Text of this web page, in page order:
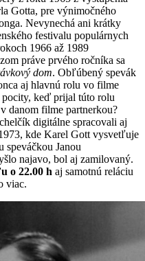
Gotta, pre výnimočného
Nevynechá ani krátky
festivalu populárnych
1966 až 1989
práve prvého ročníka sa
dom. Obľúbený spevák
aj hlavnú rolu vo filme
keď prijal túto rolu
danom filme partnerkou?
digitálne spracovali aj
kde Karel Gott vysvetľuje
speváčkou Janou
najavo, bol aj zamilovaný.
o 22.00 h aj samotnú reláciu
viac.